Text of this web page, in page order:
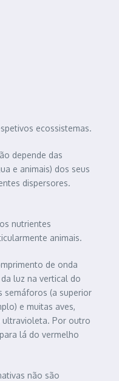
ecossistemas.
depende das
e animais) dos seus
dispersores.
nutrientes
animais.
de onda
luz na vertical do
semáforos (a superior
e muitas aves,
ultravioleta. Por outro
lá do vermelho
não são